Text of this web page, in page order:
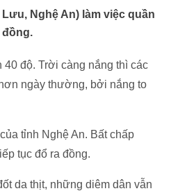
Nghệ An) làm việc quần
đồng.
độ. Trời càng nắng thì các
ngày thường, bởi nắng to
tỉnh Nghệ An. Bất chấp
tục đổ ra đồng.
da thịt, những diêm dân vẫn